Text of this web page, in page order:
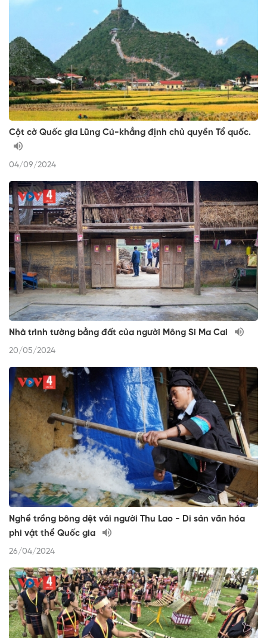
Cột cờ Quốc gia Lũng Cú-khẳng định chủ quyền Tổ quốc.
04/09/2024
Nhà trình tường bằng đất của người Mông Si Ma Cai
20/05/2024
Nghề trồng bông dệt vải người Thu Lao - Di sản văn hóa
phi vật thể Quốc gia
26/04/2024